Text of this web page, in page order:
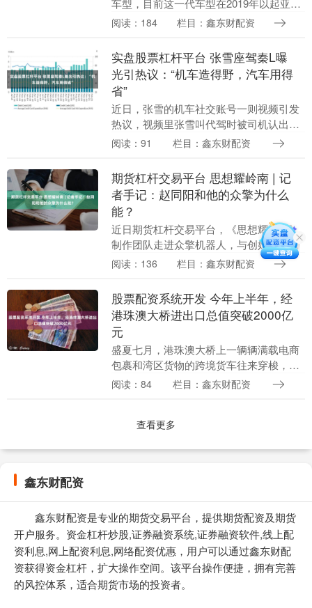
车型，目前这一代车型在2019年以起亚
KX3的名字国产上市实盘股票杠杆平台，
在上市....
阅读：184 栏目：鑫东财配资
实盘股票杠杆平台 张雪座驾秦L曝
光引热议：“机车造得野，汽车用得
省”
近日，张雪的机车社交账号一则视频引发
热议，视频里张雪叫代驾时被司机认出，
其座驾被网友指出疑似比亚迪秦L。此视频
杆平台，“机车....
阅读：91 栏目：鑫东财配资
期货杠杆交易平台 思想耀岭南 | 记
者手记：赵同阳和他的众擎为什么
能？
近日期货杠杆交易平台，《思想耀岭南》
制作团队走进众擎机器人，与创始人赵同
阳对话，现场观看‌众擎URKL全球人形机
的是，在铁....
阅读：136 栏目：鑫东财配资
股票配资系统开发 今年上半年，经
港珠澳大桥进出口总值突破2000亿
元
盛夏七月，港珠澳大桥上一辆辆满载电商
包裹和湾区货物的跨境货车往来穿梭，口
岸货运一片繁忙。据拱北海关最新统计股
阅读：84 栏目：鑫东财配资
查看更多
鑫东财配资
鑫东财配资是专业的期货交易平台，提供期货配资及期货
开户服务。资金杠杆炒股,证券融资系统,证券融资软件,线上配
资利息,网上配资利息,网络配资优惠，用户可以通过鑫东财配
资获得资金杠杆，扩大操作空间。该平台操作便捷，拥有完善
的风控体系，适合期货市场的投资者。